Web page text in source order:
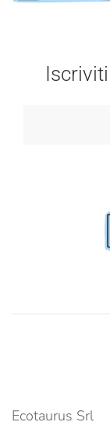
Ecotaurus Srl